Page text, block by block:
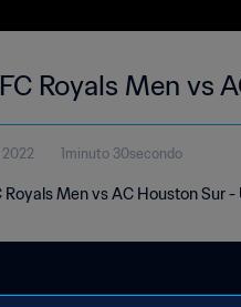
AHFC
1minuto 30secondo
Royals Men vs AC Houston Sur